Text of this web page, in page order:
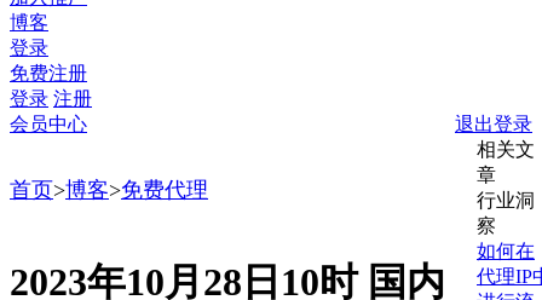
博客
登录
免费注册
登录 注册
会员中心
退出登录
首页>博客>免费代理
2023年10月28日10时 国内
相关文
章
行业洞
察
如何在
代理IP